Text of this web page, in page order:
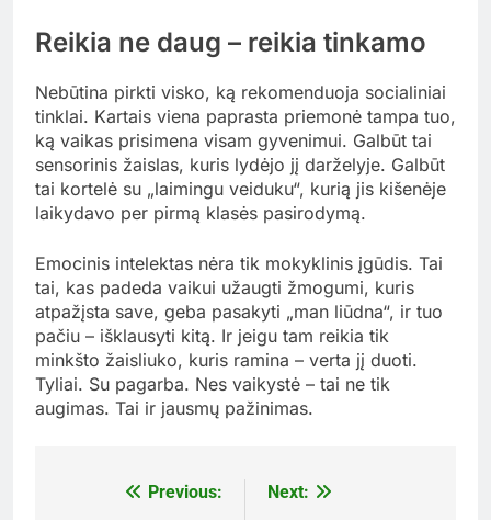
Reikia ne daug – reikia tinkamo
Nebūtina pirkti visko, ką rekomenduoja socialiniai
tinklai. Kartais viena paprasta priemonė tampa tuo,
ką vaikas prisimena visam gyvenimui. Galbūt tai
sensorinis žaislas, kuris lydėjo jį darželyje. Galbūt
tai kortelė su „laimingu veiduku“, kurią jis kišenėje
laikydavo per pirmą klasės pasirodymą.
Emocinis intelektas nėra tik mokyklinis įgūdis. Tai
tai, kas padeda vaikui užaugti žmogumi, kuris
atpažįsta save, geba pasakyti „man liūdna“, ir tuo
pačiu – išklausyti kitą. Ir jeigu tam reikia tik
minkšto žaisliuko, kuris ramina – verta jį duoti.
Tyliai. Su pagarba. Nes vaikystė – tai ne tik
augimas. Tai ir jausmų pažinimas.
NavigacijaPrevious:
Next: